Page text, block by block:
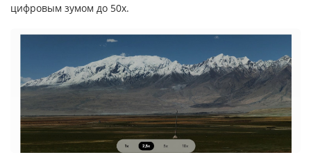
цифровым зумом до 50x.